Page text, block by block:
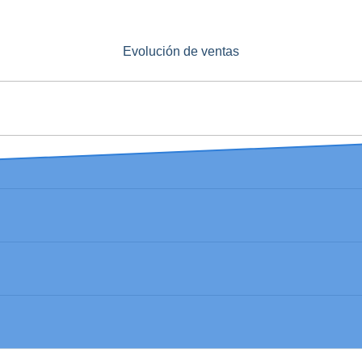
Evolución de ventas